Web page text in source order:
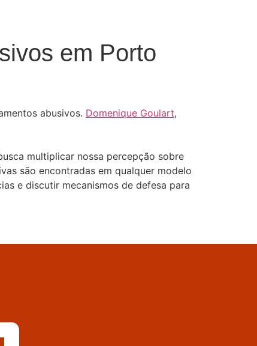
em Porto
abusivos. Domenique Goulart,
multiplicar nossa percepção sobre
são encontradas em qualquer modelo
e discutir mecanismos de defesa para